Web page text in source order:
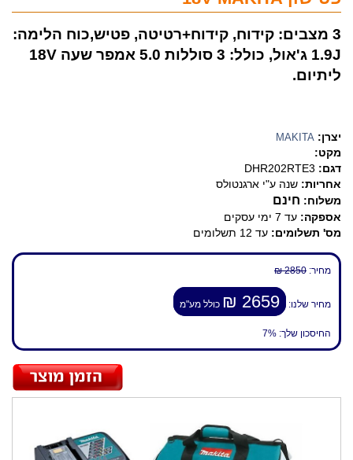
3 מצבים: קידוח, קידוח+רטיטה, פטיש,כוח הלימה:
1.9J ג'אול, כולל: 3 סוללות 5.0 אמפר שעה 18V
ליתיום.
יצרן: MAKITA
מקט:
דגם: DHR202RTE3
אחריות: שנה ע"י ארגנטולס
משלוח: חינם
אספקה: עד 7 ימי עסקים
מס' תשלומים: עד 12 תשלומים
מחיר: 2850 ₪
מחיר שלנו: 2659 ₪ כולל מע"מ
החיסכון שלך: 7%